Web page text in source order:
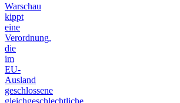
Warschau
kippt
eine
Verordnung,
die
im
EU-
Ausland
geschlossene
gleichgeschlechtliche